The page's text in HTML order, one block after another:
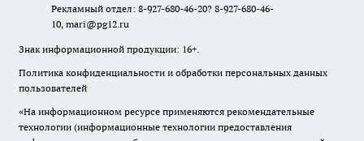
Рекламный отдел: 8-927-680-46-20? 8-927-680-46-
10, mari@pg12.ru
Знак информационной продукции: 16+.
Политика конфиденциальности и обработки персональных данных
пользователей
«На информационном ресурсе применяются рекомендательные
технологии (информационные технологии предоставления